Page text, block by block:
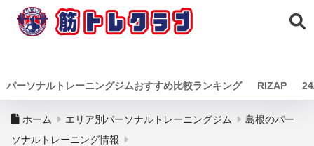
筋トレクラ
パーソナルトレーニングジムおすすめ比較ランキング RIZAP
ホーム エリア別パーソナルトレーニングジム
島根のパー
ソナルトレーニング情報